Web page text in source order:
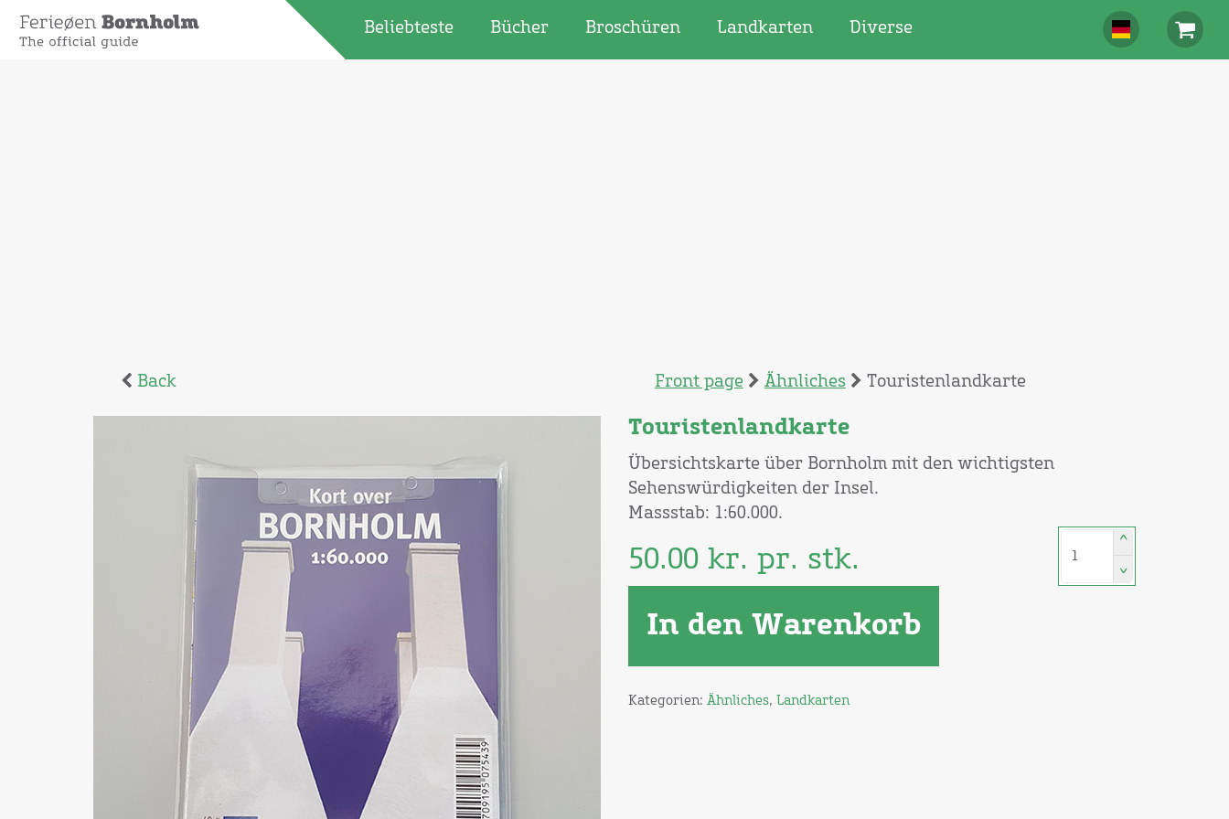
Beliebteste Bücher Broschüren Landkarten Diverse
Back Front page Ähnliches Touristenlandkarte
Touristenlandkarte
Übersichtskarte über Bornholm mit den wichtigsten
Sehenswürdigkeiten der Insel.
Massstab: 1:60.000.
50.00 kr. pr. stk.
^
^
In den Warenkorb
Kategorien: Ähnliches, Landkarten